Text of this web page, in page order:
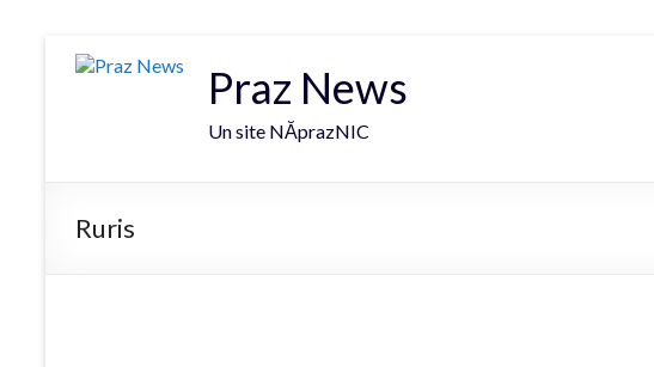
Praz News
Un site NĂprazNIC
Ruris